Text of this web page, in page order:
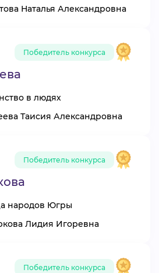
Наталья Александровна
Победитель конкурса
в людях
Таисия Александровна
Победитель конкурса
народов Югры
Лидия Игоревна
Победитель конкурса